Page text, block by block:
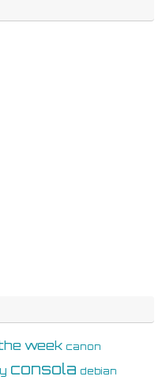
week canon
consola debian